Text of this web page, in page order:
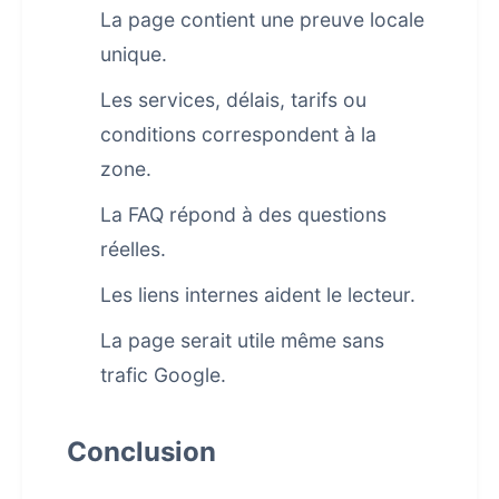
La page contient une preuve locale
unique.
Les services, délais, tarifs ou
conditions correspondent à la
zone.
La FAQ répond à des questions
réelles.
Les liens internes aident le lecteur.
La page serait utile même sans
trafic Google.
Conclusion